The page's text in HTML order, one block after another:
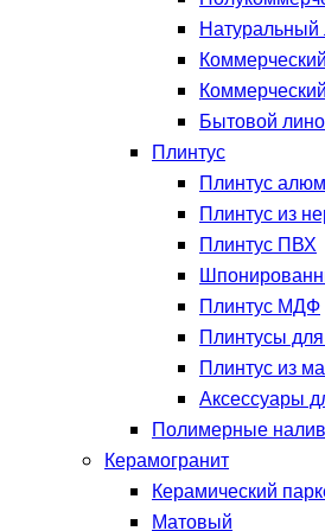
Бытовой
Плинтус
Плинтус
Плинтус из
Плинтус ПВХ
Плинтус МДФ
Плинтусы
Плинтус из
Аксессуары
Полимерные
Керамогранит
Керамический
Матовый